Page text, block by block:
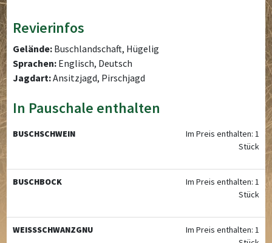
Revierinfos
Gelände: Buschlandschaft, Hügelig
Sprachen: Englisch, Deutsch
Jagdart:Ansitzjagd, Pirschjagd
In Pauschale enthalten
BUSCHSCHWEIN
Im Preis enthalten: 1
Stück
BUSCHBOCK
Im Preis enthalten: 1
Stück
WEISSSCHWANZGNU
Im Preis enthalten: 1